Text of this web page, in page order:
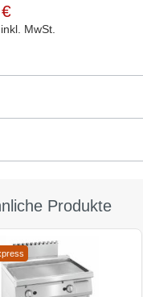
inkl. MwSt.
Produkte